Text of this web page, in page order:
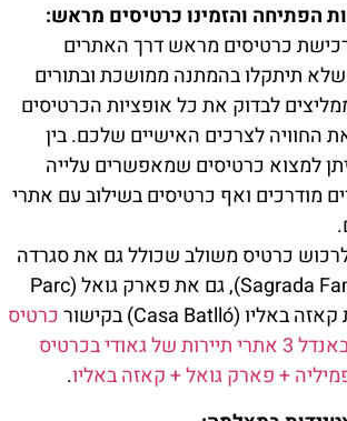
הפתיחה והזמינו כרטיסים מראש:
כרטיסים מראש דרך האתרים
תיתקלו בהמתנה ממושכת ובתורים
לבדוק את כל אופציות הכרטיסים
החוויה לצרכים האישיים שלכם. בין
למצוא כרטיסים שמאפשרים עלייה
מודרכים ואף כרטיסים בשילוב עם אתרי
לרכוש כרטיס משולב שכולל גם את סגרדה
פמיליה (Sagrada Família), גם את פארק גואל (Parc
כרטיס
משולב גאודי באנדל 3 אתרי תיירות של גאודי בכרטיס
+ פארק גואל + קאזה באליו.